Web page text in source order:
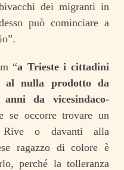
dei migranti in
può cominciare a
“a Trieste i cittadini
al nulla prodotto da
da vicesindaco-
se occorre trovare un
Rive o davanti alla
ragazzo di colore è
perché la tolleranza